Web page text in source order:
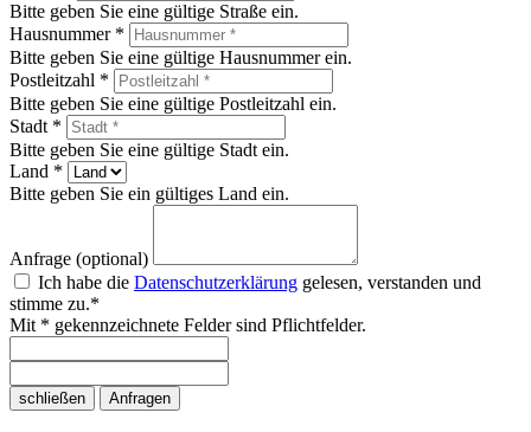
Bitte geben Sie eine gültige Straße ein.
Hausnummer *
Bitte geben Sie eine gültige Hausnummer ein.
Postleitzahl *
Bitte geben Sie eine gültige Postleitzahl ein.
Stadt *
Bitte geben Sie eine gültige Stadt ein.
Land *
Bitte geben Sie ein gültiges Land ein.
Anfrage (optional)
Ich habe die Datenschutzerklärung gelesen, verstanden und
stimme zu.*
Mit * gekennzeichnete Felder sind Pflichtfelder.
schließen Anfragen